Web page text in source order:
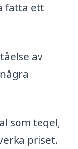
fatta ett
av
som tegel,
priset.